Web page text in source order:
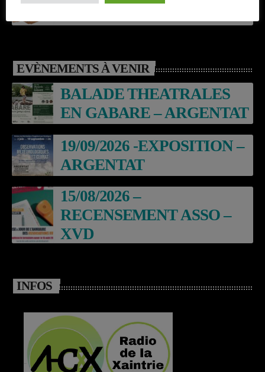
Emissions semaine 31/2026
EVÈNEMENTS À VENIR
BALADE THEATRALES
EN GABARE – ARGENTAT
19/09/2026 -EXPOSITION –
ARGENTAT
15/08/2026 –
RECENSEMENT ASSO –
XVD
INFOS